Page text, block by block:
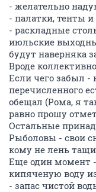
- желательно
- палатки, тенты и
- раскладные
июльские
будут наверняка
Вроде
Если чего забыл -
перечисленного
обещал (Рома, я
равно прошу
Остальные
Рыболовы - свои
кому не лень
Еще один момент
кипяченую воду
- запас чистой